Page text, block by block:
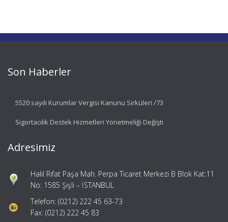
Son Haberler
5520 sayılı Kurumlar Vergisi Kanunu Sirküleri /73
Sigortacılık Destek Hizmetleri Yönetmeliği Değişti
Adresimiz
Halil Rıfat Paşa Mah. Perpa Ticaret Merkezi B Blok Kat:11
No: 1585 Şişli – İSTANBUL
Telefon: (0212) 222 45 63-73
Fax: (0212) 222 45 83